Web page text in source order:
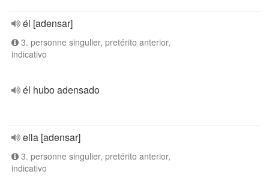
él [adensar]
3. personne singulier, pretérito anterior,
indicativo
él hubo adensado
ella [adensar]
3. personne singulier, pretérito anterior,
indicativo